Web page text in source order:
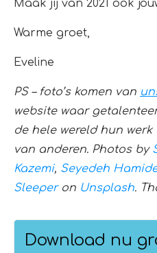
Maak jij van 2021 ook
Warme groet,
Eveline
PS – foto’s komen van
website waar
de hele wereld hun
van anderen. Photos by
Kazemi, Seyedeh
Sleeperon Unsplash.
Download nu